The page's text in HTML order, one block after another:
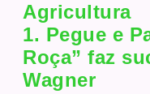
Agricultura
1. Pegue e
Roça” faz
Wagner